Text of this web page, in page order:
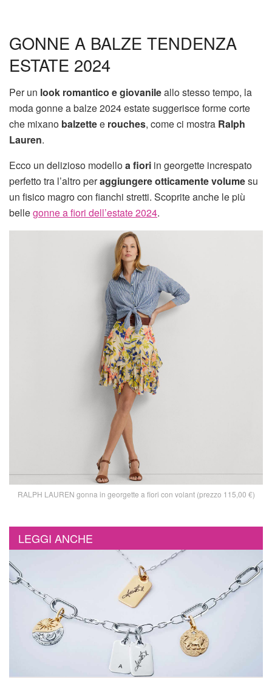
GONNE A BALZE TENDENZA
ESTATE 2024
Per un look romantico e giovanileallo stesso tempo, la
moda gonne a balze 2024 estate suggerisce forme corte
che mixano balzettee rouches, come ci mostra Ralph
Lauren.
Ecco un delizioso modelloa fiori in georgette increspato
perfetto tra l’altro peraggiungere otticamente volumesu
un fisico magro con fianchi stretti. Scoprite anche le più
bellegonne a fiori dell’estate 2024.
RALPH LAUREN gonna in georgette a fiori con volant (prezzo 115,00 €)
LEGGI ANCHE